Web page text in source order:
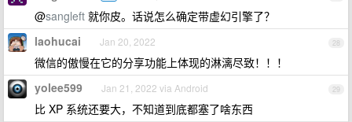
@sangleft 就你皮。话说怎么确定带虚幻引擎了？
28
laohucai Jan 20, 2022
微信的傲慢在它的分享功能上体现的淋漓尽致！！！
29
yolee599 Jan 21, 2022 via Android
比 XP 系统还要大，不知道到底都塞了啥东西